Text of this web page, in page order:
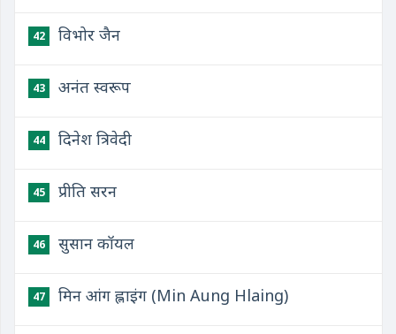
42 विभोर जैन
43 अनंत स्वरूप
44 दिनेश त्रिवेदी
45 प्रीति सरन
46 सुसान कॉयल
47 मिन आंग ह्लाइंग (Min Aung Hlaing)